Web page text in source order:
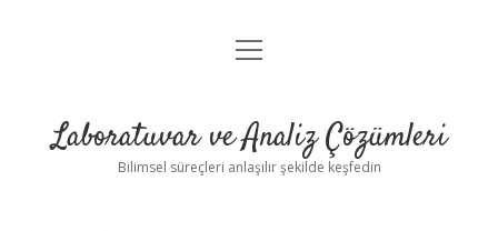
Anasayfa
Yasal Uyarı
menüyü
Laboratuvar ve Analiz Çözümleri
Bilimsel süreçleri anlaşılır şekilde keşfedin